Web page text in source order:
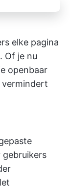
elke pagina
Of je nu
openbaar
vermindert
gebruikers